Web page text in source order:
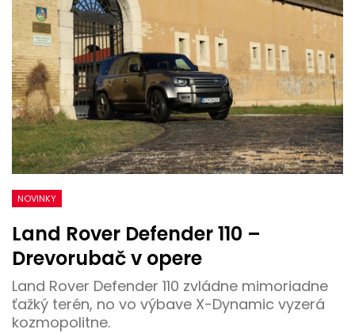
NOVINKY
Land Rover Defender 110 –
Drevorubač v opere
Land Rover Defender 110 zvládne mimoriadne
ťažký terén, no vo výbave X-Dynamic vyzerá
kozmopolitne.